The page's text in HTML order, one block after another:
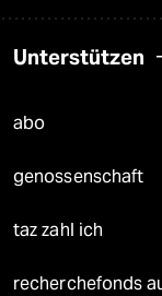
Unterstützen
abo
genossenschaft
taz zahl ich
recherchefonds